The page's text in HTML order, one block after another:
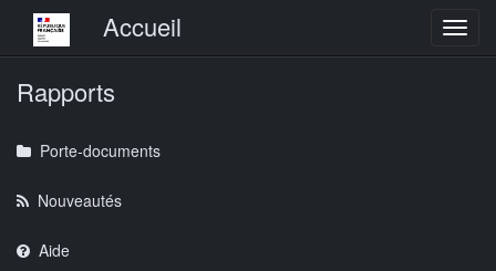
Menu principalAccueil
Rapports
Porte-documents
Nouveautés
Aide